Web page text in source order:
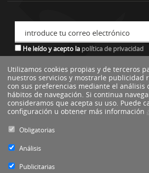
introduce tu correo electrónico
He leído y acepto la política de privacidad
*descuento no acumulable a otras ofertas o
Utilizamos cookies propias y de terceros
nuestros servicios y mostrarle publicidad
con sus preferencias mediante el análisis
hábitos de navegación. Si continua
consideramos que acepta su uso. Puede
configuración u obtener más información
Obligatorias
Análisis
Publicitarias